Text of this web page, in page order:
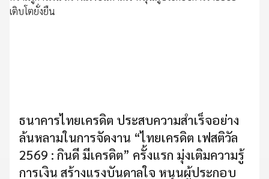
ธนาคารไทยเครดิต ประสบความสำเร็จอย่าง
ล้นหลามในการจัดงาน “ไทยเครดิต เฟสติวัล
2569 : กินดี มีเครดิต” ครั้งแรก มุ่งเติมความรู้
การเงิน สร้างแรงบันดาลใจ หนุนผู้ประกอบ